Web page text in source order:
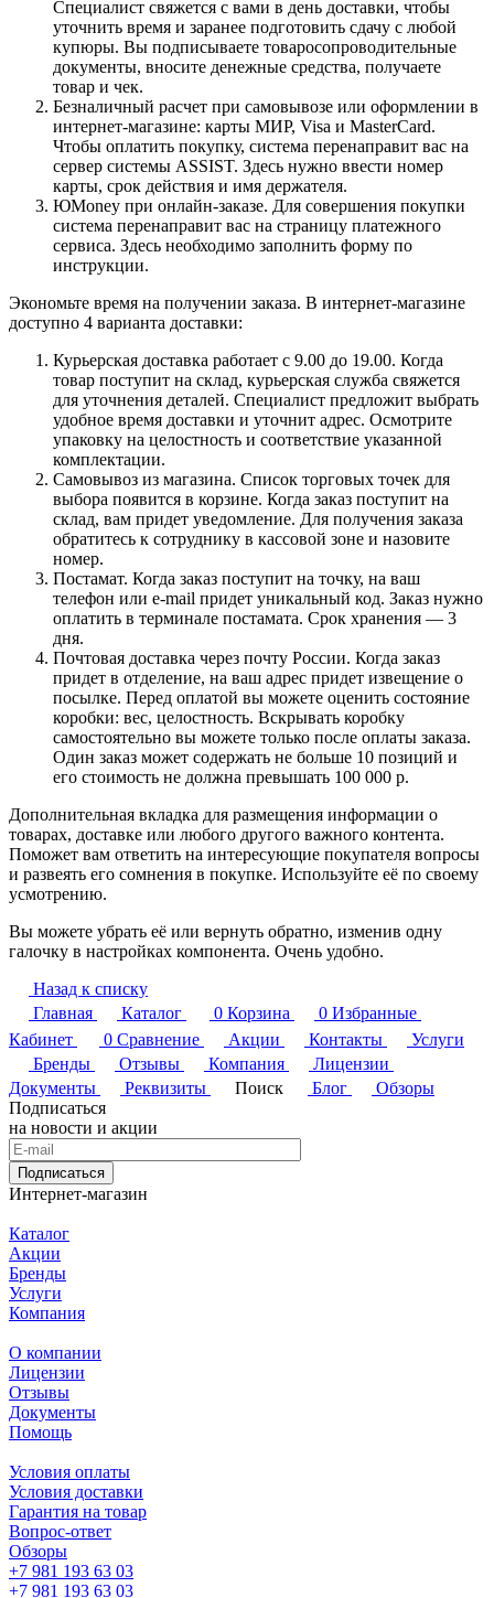
Специалист свяжется с вами в день доставки, чтобы
уточнить время и заранее подготовить сдачу с любой
купюры. Вы подписываете товаросопроводительные
документы, вносите денежные средства, получаете
товар и чек.
Безналичный расчет при самовывозе или оформлении в
интернет-магазине: карты МИР, Visa и MasterCard.
Чтобы оплатить покупку, система перенаправит вас на
сервер системы ASSIST. Здесь нужно ввести номер
карты, срок действия и имя держателя.
ЮMoney при онлайн-заказе. Для совершения покупки
система перенаправит вас на страницу платежного
сервиса. Здесь необходимо заполнить форму по
инструкции.
Экономьте время на получении заказа. В интернет-магазине
доступно 4 варианта доставки:
Курьерская доставка работает с 9.00 до 19.00. Когда
товар поступит на склад, курьерская служба свяжется
для уточнения деталей. Специалист предложит выбрать
удобное время доставки и уточнит адрес. Осмотрите
упаковку на целостность и соответствие указанной
комплектации.
Самовывоз из магазина. Список торговых точек для
выбора появится в корзине. Когда заказ поступит на
склад, вам придет уведомление. Для получения заказа
обратитесь к сотруднику в кассовой зоне и назовите
номер.
Постамат. Когда заказ поступит на точку, на ваш
телефон или e-mail придет уникальный код. Заказ нужно
оплатить в терминале постамата. Срок хранения — 3
дня.
Почтовая доставка через почту России. Когда заказ
придет в отделение, на ваш адрес придет извещение о
посылке. Перед оплатой вы можете оценить состояние
коробки: вес, целостность. Вскрывать коробку
самостоятельно вы можете только после оплаты заказа.
Один заказ может содержать не больше 10 позиций и
его стоимость не должна превышать 100 000 р.
Дополнительная вкладка для размещения информации о
товарах, доставке или любого другого важного контента.
Поможет вам ответить на интересующие покупателя вопросы
и развеять его сомнения в покупке. Используйте её по своему
усмотрению.
Вы можете убрать её или вернуть обратно, изменив одну
галочку в настройках компонента. Очень удобно.
Назад к списку
Главная
Каталог 0 Корзина 0 Избранные
Кабинет
0 Сравнение Акции Контакты
Услуги
Бренды
Отзывы Компания
Лицензии
Документы
Реквизиты Поиск Блог
Обзоры
Подписаться
на новости и акции
Подписаться
Интернет-магазин
Каталог
Акции
Бренды
Услуги
Компания
О компании
Лицензии
Отзывы
Документы
Помощь
Условия оплаты
Условия доставки
Гарантия на товар
Вопрос-ответ
Обзоры
+7 981 193 63 03
+7 981 193 63 03